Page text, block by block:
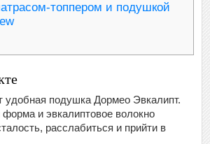
топпером и подушкой
удобная подушка Дормео Эвкалипт.
и эвкалиптовое волокно
расслабиться и прийти в